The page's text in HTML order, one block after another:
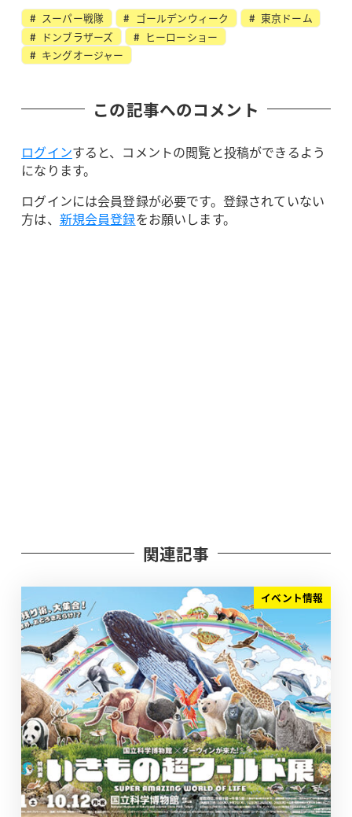
スーパー戦隊 ゴールデンウィーク
東京ドーム
ドンブラザーズ
ヒーローショー
キングオージャー
この記事へのコメント
ログインすると、コメントの閲覧と投稿ができるよう
になります。
ログインには会員登録が必要です。登録されていない
方は、 新規会員登録をお願いします。
関連記事
イベント情報